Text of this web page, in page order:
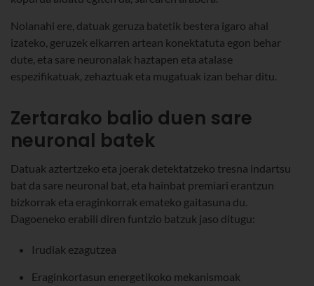
Nolanahi ere, datuak geruza batetik bestera igaro ahal
izateko, geruzek elkarren artean konektatuta egon behar
dute, eta sare neuronalak haztapen eta atalase
espezifikatuak, zehaztuak eta mugatuak izan behar ditu.
Zertarako balio duen sare
neuronal batek
Datuak aztertzeko eta joerak detektatzeko tresna indartsu
bat da sare neuronal bat, eta hainbat premiari erantzun
bizkorrak eta eraginkorrak emateko gaitasuna du.
Dagoeneko erabili diren funtzio batzuk jaso ditugu:
Irudiak ezagutzea
Eraginkortasun energetikoko mekanismoak